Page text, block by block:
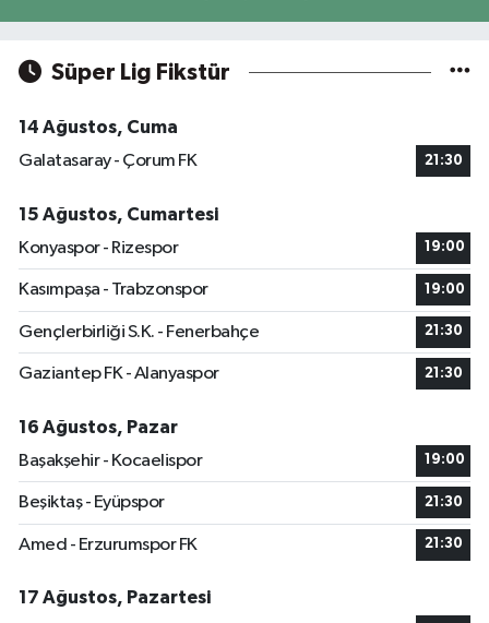
Süper Lig Fikstür
14 Ağustos, Cuma
Galatasaray - Çorum FK
21:30
15 Ağustos, Cumartesi
Konyaspor - Rizespor
19:00
Kasımpaşa - Trabzonspor 19:00
Gençlerbirliği S.K. - Fenerbahçe 21:30
Gaziantep FK - Alanyaspor 21:30
16 Ağustos, Pazar
Başakşehir - Kocaelispor
19:00
Beşiktaş - Eyüpspor 21:30
Amed - Erzurumspor FK 21:30
17 Ağustos, Pazartesi